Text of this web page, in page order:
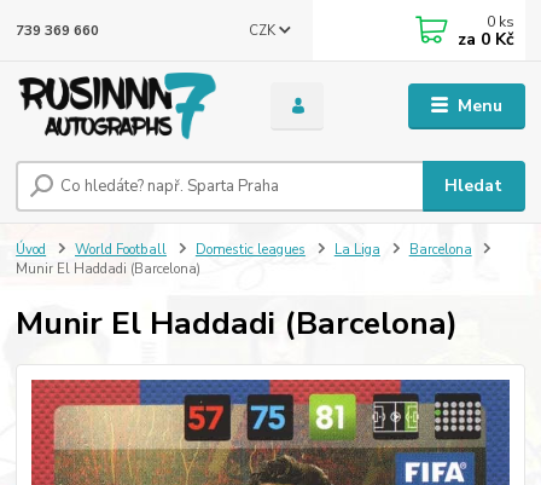
Menu
CZK
Hledat
739 369 660 0 ks
za 0 Kč
Úvod World Football Domestic leagues La Liga
Barcelona
Munir El Haddadi (Barcelona)
Munir El Haddadi (Barcelona)